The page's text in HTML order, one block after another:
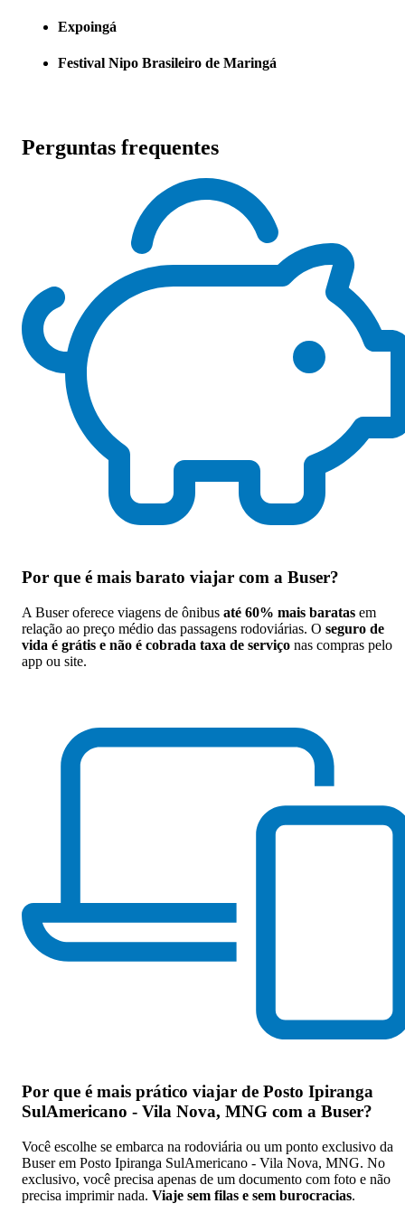
Expoingá
Festival Nipo Brasileiro de Maringá
Perguntas frequentes
Por que é mais barato viajar com a Buser?
A Buser oferece viagens de ônibus até 60% mais baratas em
relação ao preço médio das passagens rodoviárias. O seguro de
vida é grátis e não é cobrada taxa de serviço nas compras pelo
app ou site.
Por que é mais prático viajar de Posto Ipiranga
SulAmericano - Vila Nova, MNG com a Buser?
Você escolhe se embarca na rodoviária ou um ponto exclusivo da
Buser em Posto Ipiranga SulAmericano - Vila Nova, MNG. No
exclusivo, você precisa apenas de um documento com foto e não
precisa imprimir nada. Viaje sem filas e sem burocracias.